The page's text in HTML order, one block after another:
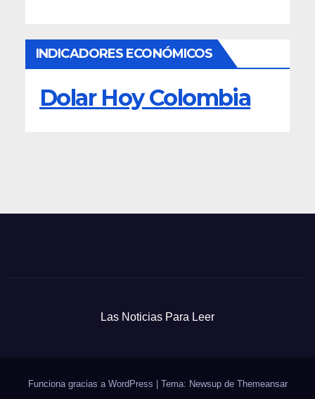
INDICADORES ECONÓMICOS
Dolar Hoy Colombia
Las Noticias Para Leer
Funciona gracias a WordPress Tema: Newsup de Themeansar